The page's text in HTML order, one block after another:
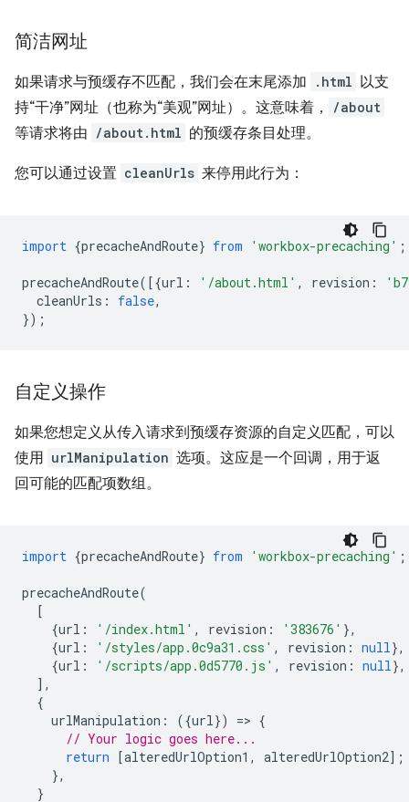
简洁网址
如果请求与预缓存不匹配，我们会在末尾添加 .html 以支
持“干净”网址（也称为“美观”网址）。这意味着，
/about
等请求将由 /about.html 的预缓存条目处理。
您可以通过设置 cleanUrls 来停用此行为：
import {precacheAndRoute} from 'workbox-precaching' ;
precacheAndRoute([{url : '/about.html' , revision :
cleanUrls : false,
});
自定义操作
如果您想定义从传入请求到预缓存资源的自定义匹配，可以
使用 urlManipulation 选项。这应是一个回调，用于返
回可能的匹配项数组。
import {precacheAndRoute} from 'workbox-precaching' ;
precacheAndRoute(
[
{url : '/index.html' , revision : '383676' },
{url : '/styles/app.0c9a31.css' , revision : null},
{url : '/scripts/app.0d5770.js' , revision : null},
],
{
urlManipulation : ({url}) => {
// Your logic goes here...
return [alteredUrlOption1 , alteredUrlOption2];
},
}